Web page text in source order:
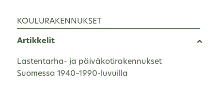
KOULURAKENNUKSET
Artikkelit
Lastentarha- ja päiväkotirakennukset
Suomessa 1940–1990-luvuilla